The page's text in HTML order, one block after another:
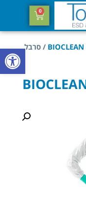
פתח
0
/ סרבל